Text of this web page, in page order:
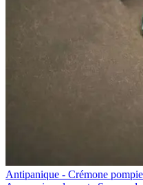
Antipanique - Crémone